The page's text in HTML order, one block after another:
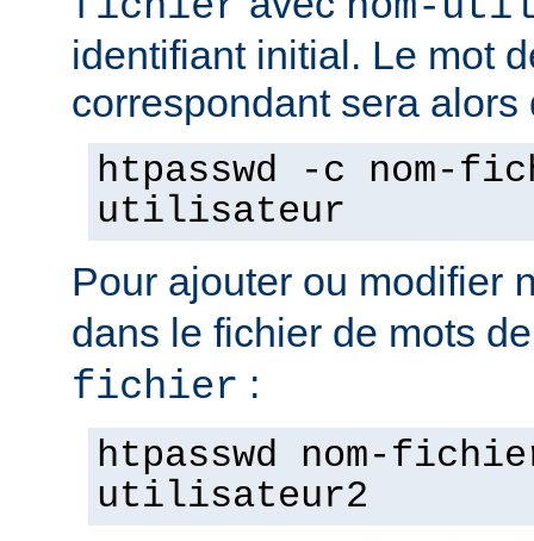
identifiant initial. Le mot
correspondant sera alors
htpasswd -c nom-
utilisateur
Pour ajouter ou modifier
dans le fichier de mots
fichier :
htpasswd nom-
utilisateur2